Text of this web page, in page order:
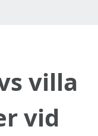
villa
vid